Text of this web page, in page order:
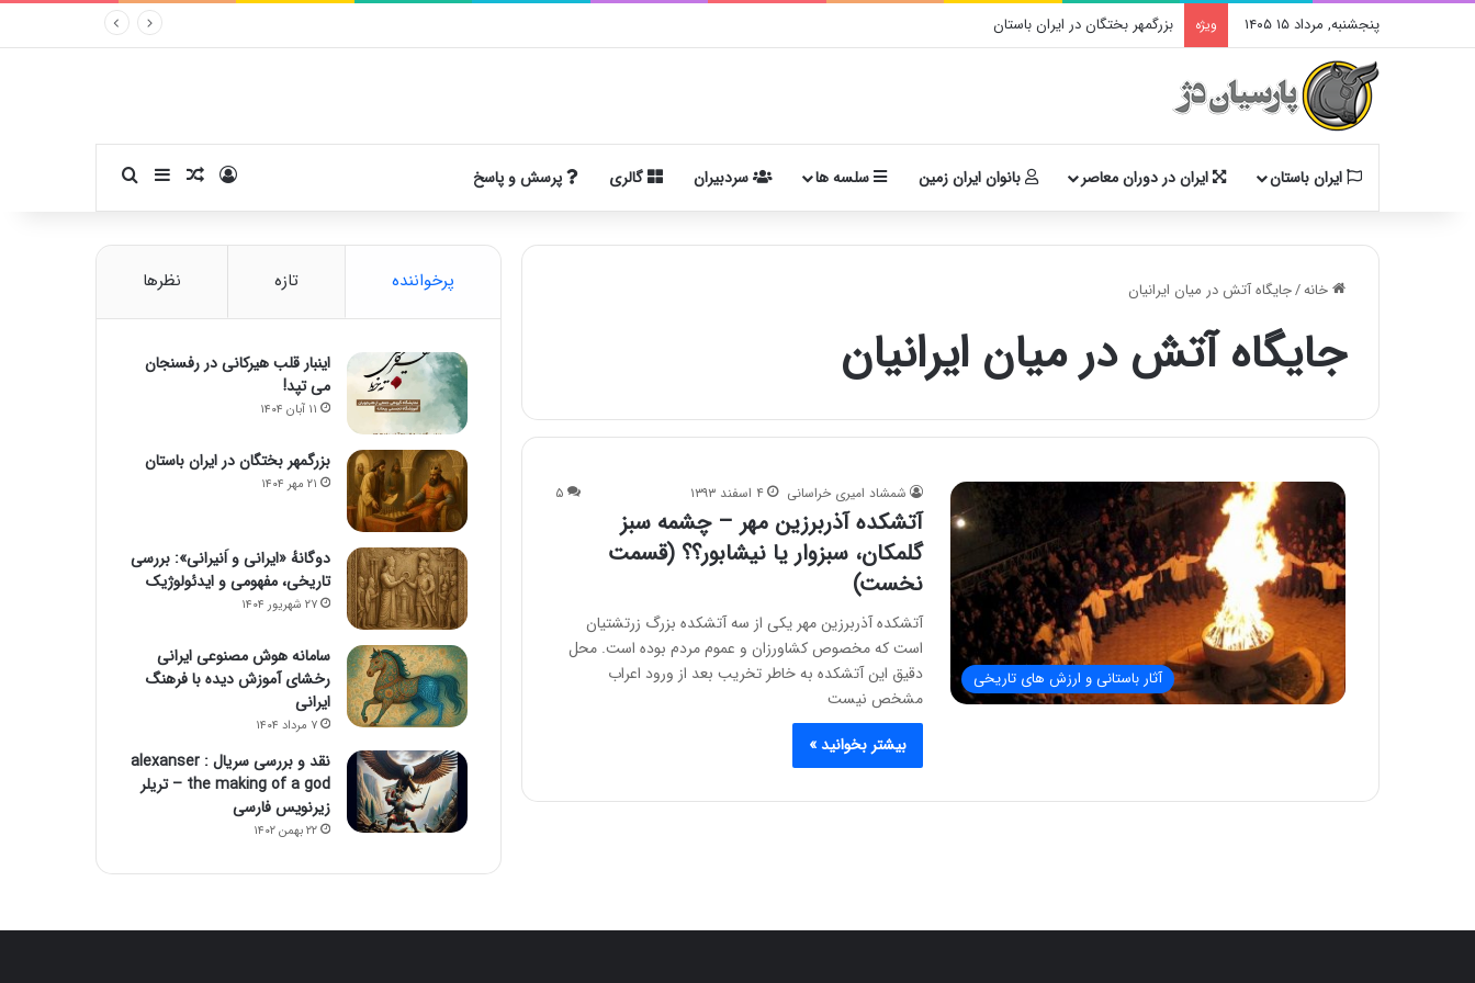
پنجشنبه, مرداد ۱۵ ۱۴۰۵ ویژه بزرگمهر بختگان در ایران باستان
ایران باستان ایران در دوران معاصر بانوان ایران زمین سلسه ها سردبیران گالری پرسش و پاسخ ورودنوشته تصادفی
سایدبارجستجو برای
خانه/جایگاه آتش در میان ایرانیان
جایگاه آتش در میان ایرانیان
آثار باستانی و ارزش های تاریخی
شمشاد امیری خراسانی ۴ اسفند ۱۳۹۳ ۵
آتشکده آذربرزین مهر – چشمه سبز
گلمکان، سبزوار یا نیشابور؟؟ (قسمت
نخست)
آتشکده آذربرزین مهر یکی از سه آتشکده بزرگ زرتشتیان
است که مخصوص کشاورزان و عموم مردم بوده است. محل
دقیق این آتشکده به خاطر تخریب بعد از ورود اعراب
مشخص نیست
بیشتر بخوانید »
پرخواننده تازه نظرها
اینبار قلب هیرکانی در رفسنجان
می تپد!
۱۱ آبان ۱۴۰۴
بزرگمهر بختگان در ایران باستان
۲۱ مهر ۱۴۰۴
دوگانهٔ «ایرانی و اَنیرانی»: بررسی
تاریخی، مفهومی و ایدئولوژیک
۲۷ شهریور ۱۴۰۴
سامانه هوش مصنوعی ایرانی
رخشای آموزش دیده با فرهنگ
ایرانی
۷ مرداد ۱۴۰۴
نقد و بررسی سریال alexanser :
the making of a god – تریلر
زیرنویس فارسی
۲۲ بهمن ۱۴۰۲